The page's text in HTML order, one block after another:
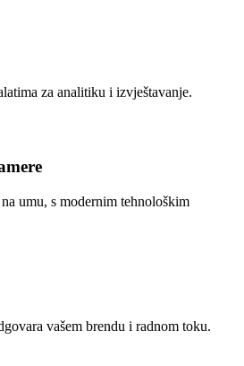
za analitiku i izvještavanje.
umu, s modernim tehnološkim
vašem brendu i radnom toku.